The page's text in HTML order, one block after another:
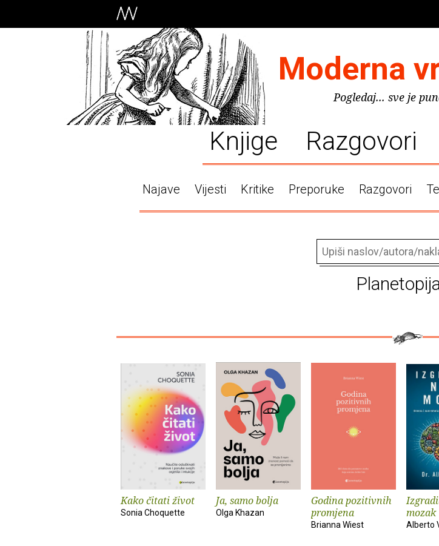
Moderna
Pogledaj... sve je
Knjige Razgovori
Najave Vijesti Kritike Preporuke Razgovori
Kako čitati život
Sonia Choquette
Ja, samo bolja
Olga Khazan
Godina pozitivnih
promjena
Brianna Wiest
mozak
Alberto